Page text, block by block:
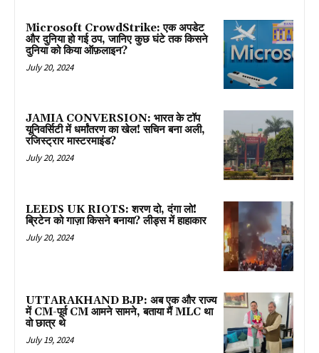
Microsoft CrowdStrike: एक अपडेट
और दुनिया हो गई ठप, जानिए कुछ घंटे तक किसने
दुनिया को किया ऑफ़लाइन?
July 20, 2024
JAMIA CONVERSION: भारत के टॉप
यूनिवर्सिटी में धर्मांतरण का खेल! सचिन बना अली,
रजिस्ट्रार मास्टरमाइंड?
July 20, 2024
LEEDS UK RIOTS: शरण दो, दंगा लो!
ब्रिटेन को गाज़ा किसने बनाया? लीड्स में हाहाकार
July 20, 2024
UTTARAKHAND BJP: अब एक और राज्य
में CM-पूर्व CM आमने सामने, बताया मैं MLC था
वो छात्र थे
July 19, 2024